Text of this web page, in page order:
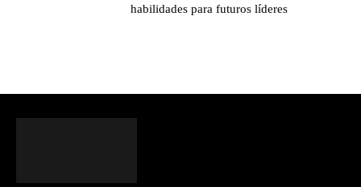
habilidades para futuros líderes